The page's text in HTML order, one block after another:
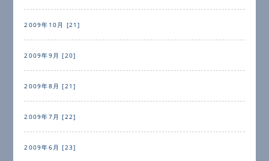
2009年10月 [21]
2009年9月 [20]
2009年8月 [21]
2009年7月 [22]
2009年6月 [23]